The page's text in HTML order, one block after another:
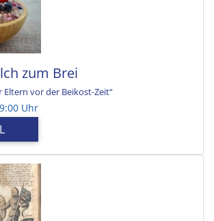
zum Brei
vor der Beikost-Zeit“
Uhr